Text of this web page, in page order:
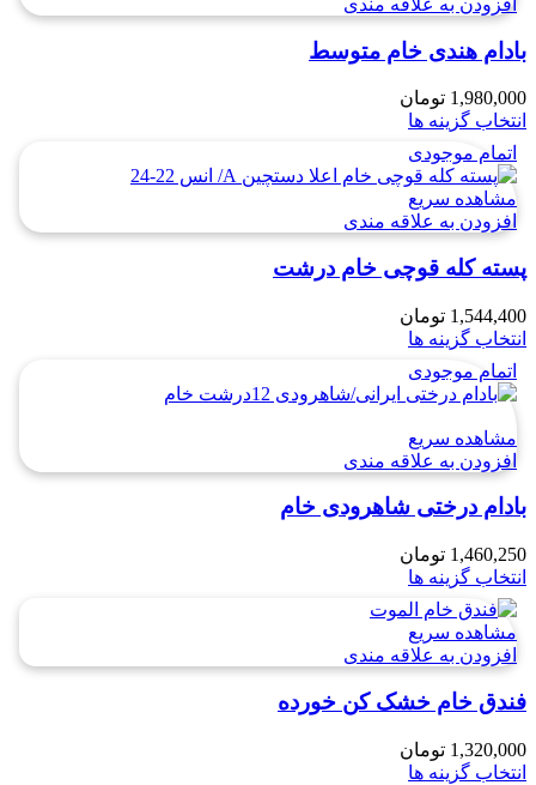
بادام هندی خام متوسط
1,980,000 تومان
انتخاب گزینه ها
اتمام موجودی
مشاهده سریع
افزودن به علاقه مندی
پسته کله قوچی خام درشت
1,544,400 تومان
انتخاب گزینه ها
اتمام موجودی
مشاهده سریع
افزودن به علاقه مندی
بادام درختی شاهرودی خام
1,460,250 تومان
انتخاب گزینه ها
مشاهده سریع
افزودن به علاقه مندی
فندق خام خشک کن خورده
1,320,000 تومان
انتخاب گزینه ها